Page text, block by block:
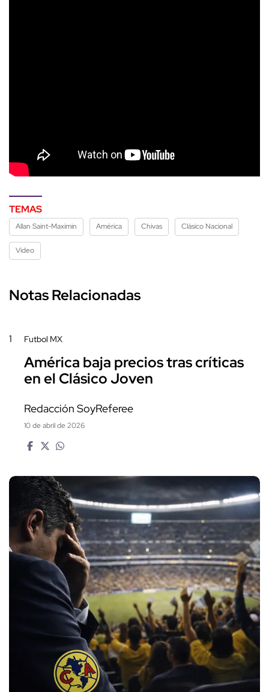
TEMAS
Allan Saint-Maximin América Chivas Clásico Nacional
Video
Notas Relacionadas
1 Futbol MX
América baja precios tras críticas
en el Clásico Joven
Redacción SoyReferee
10 de abril de 2026